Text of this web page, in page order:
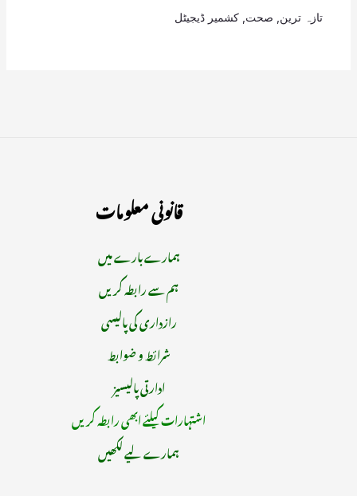
تازہ ترین صحت کشمیر ڈیجیٹل
قانونی معلومات
ہمارے بارے میں
ہم سے رابطہ کریں
رازداری کی پالیسی
شرائط و ضوابط
ادارتی پالیسیز
اشتہارات کیلئے ابھی رابطہ کریں
ہمارے لیے لکھیں